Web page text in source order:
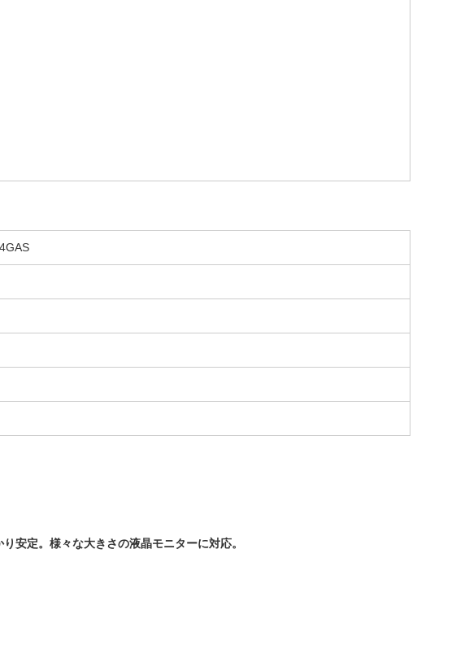
安定。様々な大きさの液晶モニターに対応。